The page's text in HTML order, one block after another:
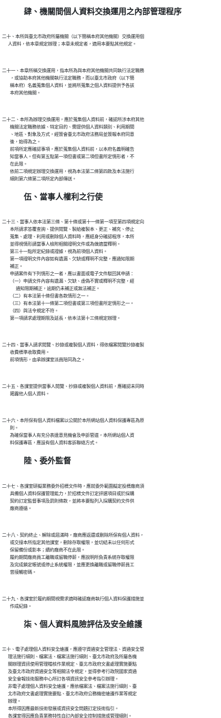
肆、機關間個人資料交換運用之內部管理程序
二十、本所與臺北市政府所屬機關（以下簡稱本府其他機關）交換運用個
二十一、本章所稱交換運用，指本所為與本府其他機關共同執行法定職務
        ，或協助本府其他機關執行法定職務，而以臺北市政府（以下簡
        稱本府）名義蒐集個人資料，並將所蒐集之個人資料提供予各該
二十二、本所為辦理交換運用，應於蒐集個人資料前，確認所涉本府其他
        機關法定職務依據、特定目的、需提供個人資料類別、利用期間
        、地區、對象及方式，經簽會臺北市政府法務局並簽報本府同意
        後，始得為之。
        前項所定應確認事項，應於蒐集個人資料前，以本府名義明確告
        知當事人。但有第五點第一項但書或第二項但書所定情形者，不
        在此限。
        依前二項規定辦理交換運用，視為本法第二條第四款及本法施行
伍、當事人權利之行使
二十三、當事人依本法第三條、第十條或第十一條第一項至第四項規定向
        本所請求答覆查詢、提供閱覽、製給複製本、更正、補充、停止
        蒐集、處理、利用或刪除個人資料時，應經身分確認程序，本所
        並得視情形請當事人檢附相關證明文件或為做適當釋明。
        第三十一點所定紀錄或證據，視為前項個人資料。
        第一項證明文件內容如有遺漏、欠缺或釋明不完整，應通知限期
        補正。
        申請案件有下列情形之一者，應以書面或電子文件駁回其申請：
        （一）申請文件內容有遺漏、欠缺、虛偽不實或釋明不完整，經
              通知限期補正，逾期仍未補正或無法補正。
        （二）有本法第十條但書各款情形之一。
        （三）有本法第十一條第二項但書或第三項但書所定情形之一。
        （四）與法令規定不符。
二十四、當事人請求閱覽、抄錄或複製個人資料，得依檔案閱覽抄錄複製
        收費標準收取費用。
二十五、各課室提供當事人閱覽、抄錄或複製個人資料前，應確認未同時
二十六、本所保有個人資料檔案以公開於本所網站個人資料保護專區為原
        則。
        為確保當事人有充分表達意見機會及申訴管道，本所網站個人資
陸、委外監督
二十七、各課室研擬業務委外招標文件時，應就委外範圍擬定投標廠商須
        具備個人資料保護管理能力，於招標文件訂定評選項目或於採購
        契約訂定監督事項及罰則條款，並將本要點列入採購契約文件供
二十八、契約終止、解除或屆滿時，廠商應返還或刪除所保有個人資料，
        或交接本所指定其他課室，刪除存取權限，並切結未以任何形式
        保留備份或影本；續約廠商不在此限。
        履約期間廠商員工離職或留職停薪，應說明所負責系統存取權限
        及完成鎖定帳號或停止系統權限，並應更換離職或留職停薪員工
二十九、各課室於履約期間視需求適時確認廠商執行個人資料保護措施並
柒、個人資料風險評估及安全維護
三十、電子處理個人資料安全維護，應遵守資通安全管理法、資通安全管
      理法施行細則、檔案法、檔案法施行細則、臺北市政府及所屬各機
      關辦理資訊使用管理稽核作業規定、臺北市政府文書處理實施要點
      及臺北市政府資通安全等相關法令規定，並得參考行政院國家資通
      安全會報技術服務中心所訂各項資訊安全參考指引辦理。
      非電子處理個人資料安全維護，應依檔案法、檔案法施行細則、臺
      北市政府文書處理實施要點、臺北市政府公務機密維護作業等規定
      辦理。
      本所得因應最新技術發展或資訊安全問題訂定技術指引。